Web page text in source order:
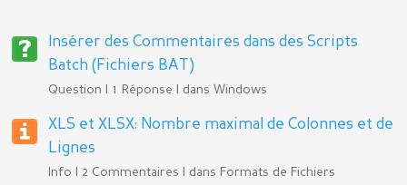
Insérer des Commentaires dans des Scripts
Batch (Fichiers BAT)
Question | 1 Réponse | dansWindows
XLS et XLSX: Nombre maximal de Colonnes et de
Lignes
Info | 2 Commentaires | dans Formats de Fichiers